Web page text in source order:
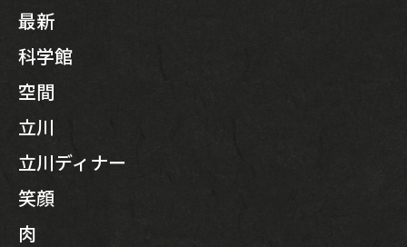
最新
科学館
空間
立川
立川ディナー
笑顔
肉